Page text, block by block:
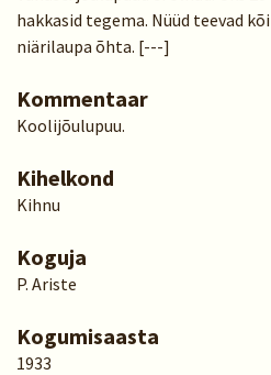
hakkasid tegema. Nüüd teevad
niärilaupa õhta. [---]
Kommentaar
Koolijõulupuu.
Kihelkond
Kihnu
Koguja
P. Ariste
Kogumisaasta
1933